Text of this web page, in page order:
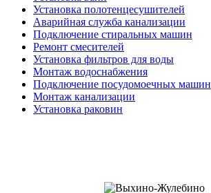
Установка полотенцесушителей
Аварийная служба канализации
Подключение стиральных машин
Ремонт смесителей
Установка фильтров для воды
Монтаж водоснабжения
Подключение посудомоечных машин
Монтаж канализации
Установка раковин